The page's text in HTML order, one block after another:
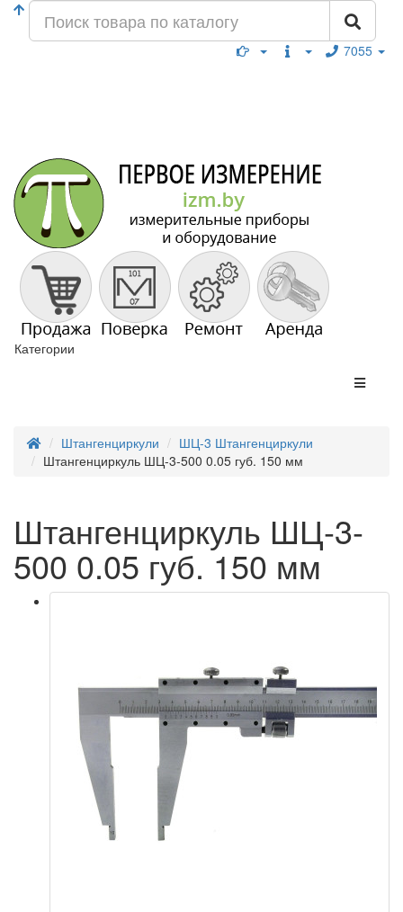
7055
Категории
Штангенциркули
ШЦ-3 Штангенциркули
Штангенциркуль ШЦ-3-500 0.05 губ. 150 мм
Штангенциркуль ШЦ-3-
500 0.05 губ. 150 мм